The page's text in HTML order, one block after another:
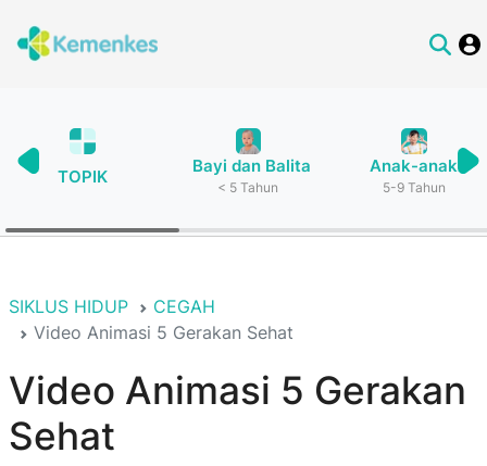
TOPIK
Bayi dan Balita
< 5 Tahun
Anak-anak
5-9 Tahun
SIKLUS HIDUP
CEGAH
Video Animasi 5 Gerakan Sehat
Video Animasi 5 Gerakan
Sehat